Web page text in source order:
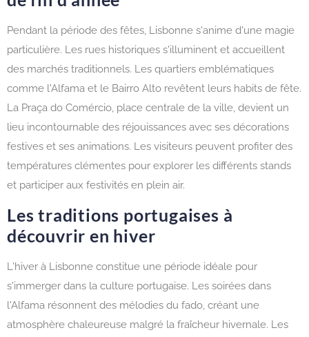
Pendant la période des fêtes, Lisbonne s'anime d'une magie
particulière. Les rues historiques s'illuminent et accueillent
des marchés traditionnels. Les quartiers emblématiques
comme l'Alfama et le Bairro Alto revêtent leurs habits de fête.
La Praça do Comércio, place centrale de la ville, devient un
lieu incontournable des réjouissances avec ses décorations
festives et ses animations. Les visiteurs peuvent profiter des
températures clémentes pour explorer les différents stands
et participer aux festivités en plein air.
Les traditions portugaises à
découvrir en hiver
L'hiver à Lisbonne constitue une période idéale pour
s'immerger dans la culture portugaise. Les soirées dans
l'Alfama résonnent des mélodies du fado, créant une
atmosphère chaleureuse malgré la fraîcheur hivernale. Les